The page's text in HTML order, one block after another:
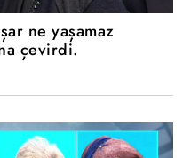
ne yaşamaz
çevirdi.